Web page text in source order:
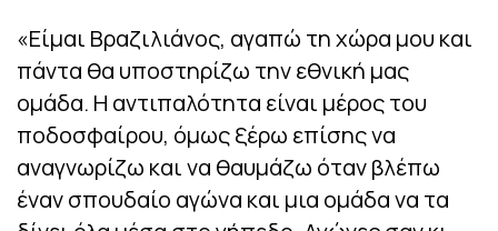
«Είμαι Βραζιλιάνος, αγαπώ τη χώρα μου και
πάντα θα υποστηρίζω την εθνική μας
ομάδα. Η αντιπαλότητα είναι μέρος του
ποδοσφαίρου, όμως ξέρω επίσης να
αναγνωρίζω και να θαυμάζω όταν βλέπω
έναν σπουδαίο αγώνα και μια ομάδα να τα